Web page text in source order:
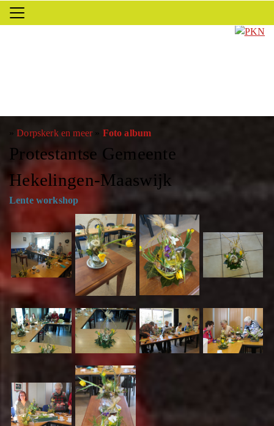
»Dorpskerk en meer» Foto album
Protestantse Gemeente
Hekelingen-Maaswijk
Lente workshop